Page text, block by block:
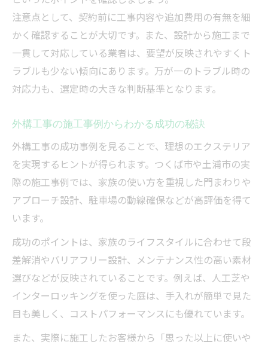
注意点として、契約前に工事内容や追加費用の有無を細
かく確認することが大切です。また、設計から施工まで
一貫して対応している業者は、要望が反映されやすくト
ラブルも少ない傾向にあります。万が一のトラブル時の
対応力も、選定時の大きな判断基準となります。
外構工事の施工事例からわかる成功の秘訣
外構工事の成功事例を見ることで、理想のエクステリア
を実現するヒントが得られます。つくば市や土浦市の実
際の施工事例では、家族の使い方を重視した門まわりや
アプローチ設計、駐車場の動線確保などが高評価を得て
います。
成功のポイントは、家族のライフスタイルに合わせて段
差解消やバリアフリー設計、メンテナンス性の高い素材
選びなどが反映されていることです。例えば、人工芝や
インターロッキングを使った庭は、手入れが簡単で見た
目も美しく、コストパフォーマンスにも優れています。
また、実際に施工したお客様から「思った以上に使いや